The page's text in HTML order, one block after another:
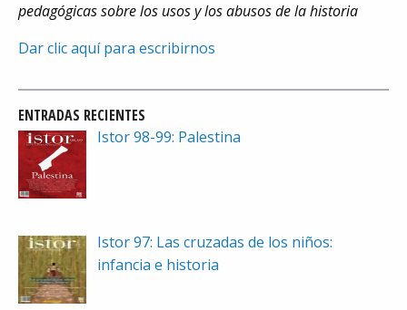
pedagógicas sobre los usos y los abusos de la historia
Dar clic aquí para escribirnos
ENTRADAS RECIENTES
Istor 98-99: Palestina
Istor 97: Las cruzadas de los niños:
infancia e historia